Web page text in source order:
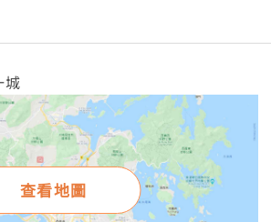
城
查看地圖